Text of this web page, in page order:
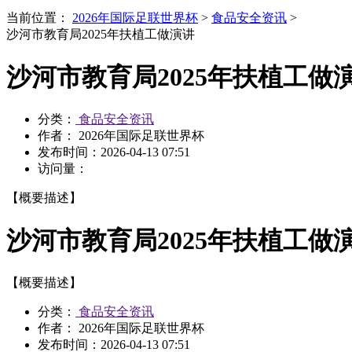
当前位置： 2026年国际足联世界杯 > 食品安全资讯 >
沙河市教育局2025年扶植工做演讲
沙河市教育局2025年扶植工做
分类：
食品安全资讯
作者： 2026年国际足联世界杯
发布时间： 2026-04-13 07:51
访问量：
【概要描述】
沙河市教育局2025年扶植工做
【概要描述】
分类：
食品安全资讯
作者： 2026年国际足联世界杯
发布时间： 2026-04-13 07:51